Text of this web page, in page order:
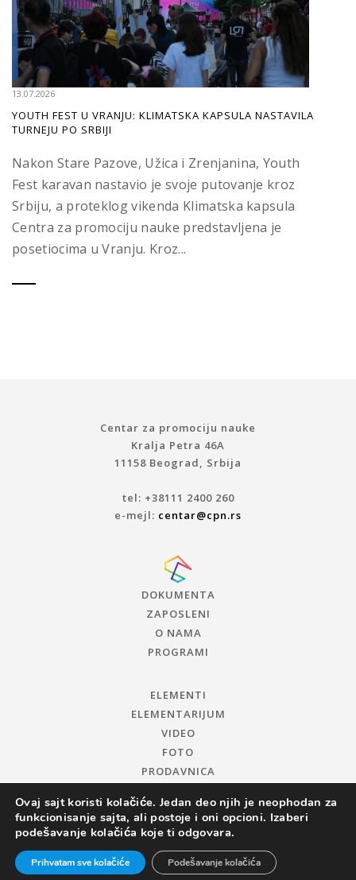
13.07.2026
YOUTH FEST U VRANJU: KLIMATSKA KAPSULA NASTAVILA
TURNEJU PO SRBIJI
Nakon Stare Pazove, Užica i Zrenjanina, Youth
Fest karavan nastavio je svoje putovanje kroz
Srbiju, a proteklog vikenda Klimatska kapsula
Centra za promociju nauke predstavljena je
posetiocima u Vranju. Kroz...
Centar za promociju nauke
Kralja Petra 46A
11158 Beograd, Srbija
tel: +38111 2400 260
e-mejl: centar@cpn.rs
DOKUMENTA
ZAPOSLENI
O NAMA
PROGRAMI
ELEMENTI
ELEMENTARIJUM
VIDEO
FOTO
PRODAVNICA
© 2019 CENTAR ZA PROMOCIJU NAUKE
Ovaj sajt koristi kolačiće. Jedan deo njih je neophodan za
funkcionisanje sajta, ali postoje i oni opcioni. Izaberi
podešavanje kolačića koje ti odgovara.
Prihvatam sve kolačiće Podešavanje kolačića